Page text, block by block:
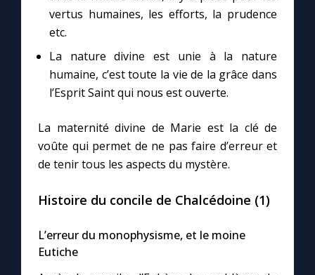
vertus humaines, les efforts, la prudence
etc.
La nature divine est unie à la nature
humaine, c’est toute la vie de la grâce dans
l’Esprit Saint qui nous est ouverte.
La maternité divine de Marie est la clé de
voûte qui permet de ne pas faire d’erreur et
de tenir tous les aspects du mystère.
Histoire du concile de Chalcédoine (1)
L’erreur du monophysisme, et le moine
Eutiche